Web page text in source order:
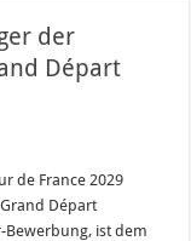
der
Départ
de France 2029
Départ
Bewerbung, ist dem